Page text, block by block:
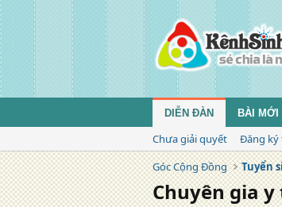
DIỄN ĐÀN BÀI MỚI
Chưa giải quyết
Đăng ký
Góc Cộng Đồng
Tuyển
Chuyên gia